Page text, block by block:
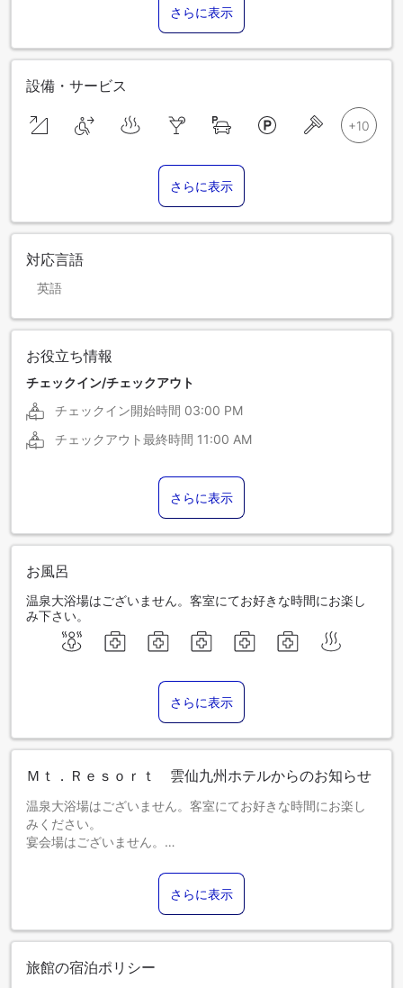
さらに表示
設備・サービス
さらに表示
対応言語
英語
お役立ち情報
チェックイン/チェックアウト
チェックイン開始時間 03:00 PM
チェックアウト最終時間 11:00 AM
さらに表示
お風呂
温泉大浴場はございません。客室にてお好きな時間にお楽し
み下さい。
さらに表示
Ｍｔ．Ｒｅｓｏｒｔ 雲仙九州ホテルからのお知らせ
温泉大浴場はございません。客室にてお好きな時間にお楽し
みください。
宴会場はございません。
国道５７号線、小浜～雲仙間、島原～雲仙間の冬期は路面が
凍結するおそれがありますので、タイヤチェーン又はスノー
タイヤが必要になる場合がございます。
さらに表示
旅館の宿泊ポリシー